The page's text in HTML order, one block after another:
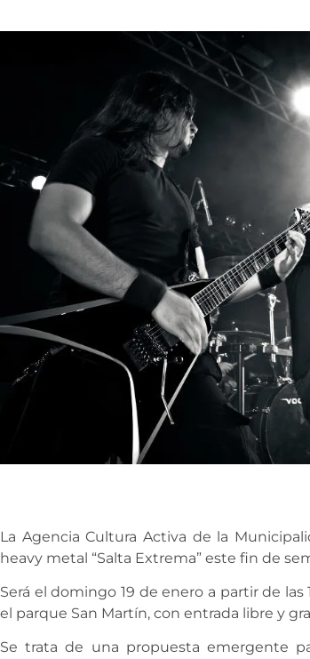
La Agencia Cultura Activa de la
heavy metal “Salta Extrema” este fin de
Será el domingo 19 de enero a partir de
el parque San Martín, con entrada libre y
Se trata de una propuesta emergente